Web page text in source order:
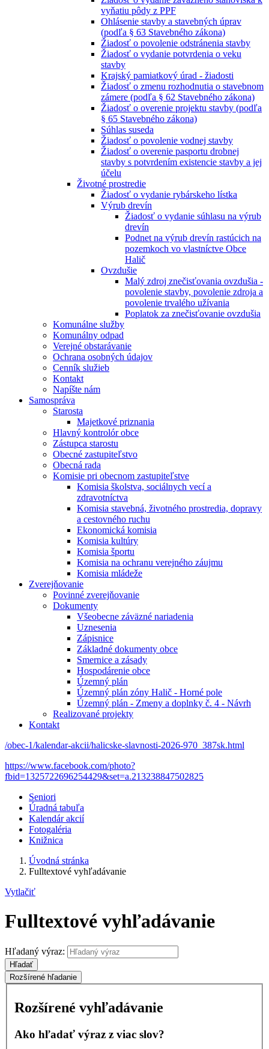
vyňatiu pôdy z PPF
Ohlásenie stavby a stavebných úprav
(podľa § 63 Stavebného zákona)
Žiadosť o povolenie odstránenia stavby
Žiadosť o vydanie potvrdenia o veku
stavby
Krajský pamiatkový úrad - žiadosti
Žiadosť o zmenu rozhodnutia o stavebnom
zámere (podľa § 62 Stavebného zákona)
Žiadosť o overenie projektu stavby (podľa
§ 65 Stavebného zákona)
Súhlas suseda
Žiadosť o povolenie vodnej stavby
Žiadosť o overenie pasportu drobnej
stavby s potvrdením existencie stavby a jej
účelu
Životné prostredie
Žiadosť o vydanie rybárskeho lístka
Výrub drevín
Žiadosť o vydanie súhlasu na výrub
drevín
Podnet na výrub drevín rastúcich na
pozemkoch vo vlastníctve Obce
Halič
Ovzdušie
Malý zdroj znečisťovania ovzdušia -
povolenie stavby, povolenie zdroja a
povolenie trvalého užívania
Poplatok za znečisťovanie ovzdušia
Komunálne služby
Komunálny odpad
Verejné obstarávanie
Ochrana osobných údajov
Cenník služieb
Kontakt
Napíšte nám
Samospráva
Starosta
Majetkové priznania
Hlavný kontrolór obce
Zástupca starostu
Obecné zastupiteľstvo
Obecná rada
Komisie pri obecnom zastupiteľstve
Komisia školstva, sociálnych vecí a
zdravotníctva
Komisia stavebná, životného prostredia, dopravy
a cestovného ruchu
Ekonomická komisia
Komisia kultúry
Komisia športu
Komisia na ochranu verejného záujmu
Komisia mládeže
Zverejňovanie
Povinné zverejňovanie
Dokumenty
Všeobecne záväzné nariadenia
Uznesenia
Zápisnice
Základné dokumenty obce
Smernice a zásady
Hospodárenie obce
Územný plán
Územný plán zóny Halič - Horné pole
Územný plán - Zmeny a doplnky č. 4 - Návrh
Realizované projekty
Kontakt
/obec-1/kalendar-akcii/halicske-slavnosti-2026-970_387sk.html
https://www.facebook.com/photo?
fbid=1325722696254429&set=a.213238847502825
Seniori
Úradná tabuľa
Kalendár akcií
Fotogaléria
Knižnica
Úvodná stránka
Fulltextové vyhľadávanie
Vytlačiť
Fulltextové vyhľadávanie
Hľadaný výraz:
Hľadať
Rozšírené hľadanie
Rozšírené vyhľadávanie
Ako hľadať výraz z viac slov?